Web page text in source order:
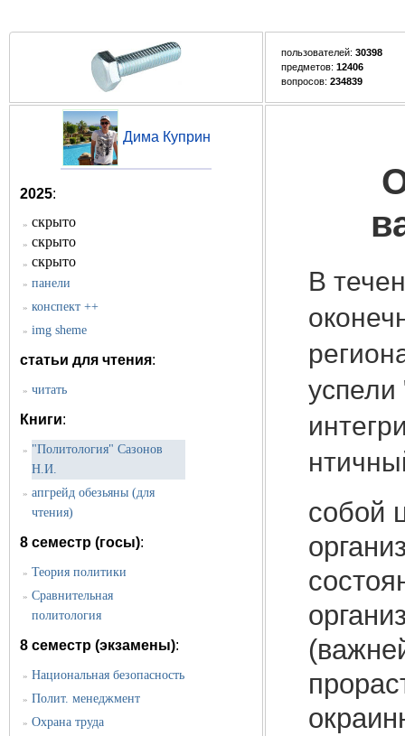
пользователей: 30398
предметов: 12406
вопросов: 234839
Дима Куприн
2025:
» скрыто
» скрыто
» скрыто
» панели
» конспект ++
» img sheme
статьи для чтения:
» читать
Книги:
» "Политология" Сазонов
Н.И.
» апгрейд обезьяны (для
чтения)
8 семестр (госы):
» Теория политики
» Сравнительная
политология
8 семестр (экзамены):
» Национальная безопасность
» Полит. менеджмент
» Охрана труда
В
успели
собой